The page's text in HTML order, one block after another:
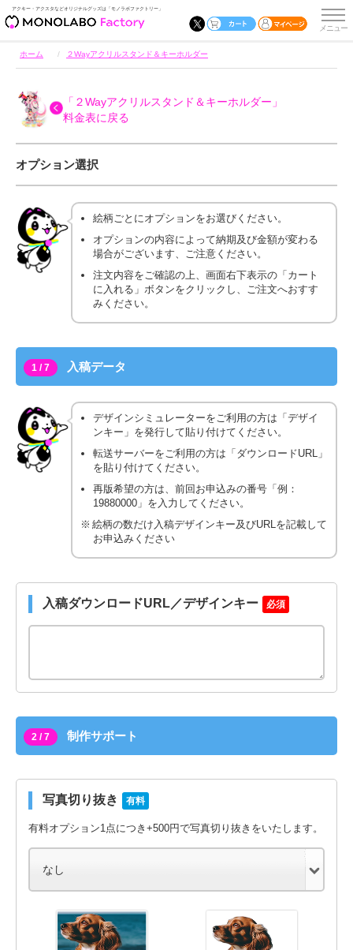
アクキー・アクスタなどオリジナルグッズは「モノラボファクトリー」
ホーム ２Wayアクリルスタンド＆キーホルダー
「２Wayアクリルスタンド＆キーホルダー」
料金表に戻る
オプション選択
絵柄ごとにオプションをお選びください。
オプションの内容によって納期及び金額が変わる
場合がございます、ご注意ください。
注文内容をご確認の上、画面右下表示の「カート
に入れる」ボタンをクリックし、ご注文へおすす
みください。
1 / 7 入稿データ
デザインシミュレーターをご利用の方は「デザイ
ンキー」を発行して貼り付けてください。
転送サーバーをご利用の方は「ダウンロードURL」
を貼り付けてください。
再版希望の方は、前回お申込みの番号「例：
19880000」を入力してください。
絵柄の数だけ入稿デザインキー及びURLを記載して
お申込みください
入稿ダウンロードURL／デザインキー 必須
2 / 7 制作サポート
写真切り抜き 有料
有料オプション1点につき+500円で写真切り抜きをいたします。